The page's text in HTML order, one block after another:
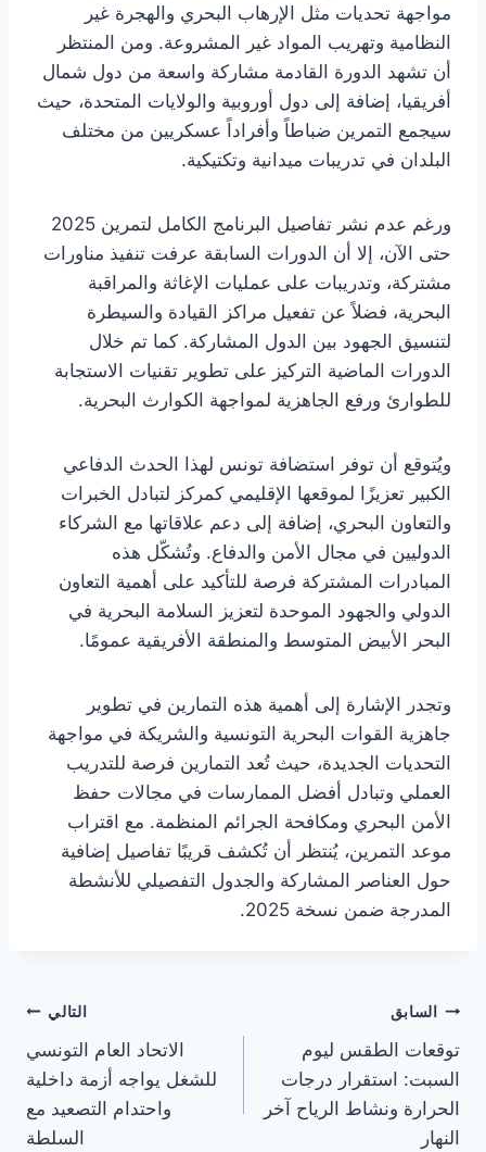
مواجهة تحديات مثل الإرهاب البحري والهجرة غير
النظامية وتهريب المواد غير المشروعة. ومن المنتظر
أن تشهد الدورة القادمة مشاركة واسعة من دول شمال
أفريقيا، إضافة إلى دول أوروبية والولايات المتحدة، حيث
سيجمع التمرين ضباطاً وأفراداً عسكريين من مختلف
البلدان في تدريبات ميدانية وتكتيكية.
ورغم عدم نشر تفاصيل البرنامج الكامل لتمرين 2025
حتى الآن، إلا أن الدورات السابقة عرفت تنفيذ مناورات
مشتركة، وتدريبات على عمليات الإغاثة والمراقبة
البحرية، فضلاً عن تفعيل مراكز القيادة والسيطرة
لتنسيق الجهود بين الدول المشاركة. كما تم خلال
الدورات الماضية التركيز على تطوير تقنيات الاستجابة
للطوارئ ورفع الجاهزية لمواجهة الكوارث البحرية.
ويُتوقع أن توفر استضافة تونس لهذا الحدث الدفاعي
الكبير تعزيزًا لموقعها الإقليمي كمركز لتبادل الخبرات
والتعاون البحري، إضافة إلى دعم علاقاتها مع الشركاء
الدوليين في مجال الأمن والدفاع. وتُشكّل هذه
المبادرات المشتركة فرصة للتأكيد على أهمية التعاون
الدولي والجهود الموحدة لتعزيز السلامة البحرية في
البحر الأبيض المتوسط والمنطقة الأفريقية عمومًا.
وتجدر الإشارة إلى أهمية هذه التمارين في تطوير
جاهزية القوات البحرية التونسية والشريكة في مواجهة
التحديات الجديدة، حيث تُعد التمارين فرصة للتدريب
العملي وتبادل أفضل الممارسات في مجالات حفظ
الأمن البحري ومكافحة الجرائم المنظمة. مع اقتراب
موعد التمرين، يُنتظر أن تُكشف قريبًا تفاصيل إضافية
حول العناصر المشاركة والجدول التفصيلي للأنشطة
المدرجة ضمن نسخة 2025.
تصفّح
المقالات
السابق
توقعات الطقس ليوم
السبت: استقرار درجات
الحرارة ونشاط الرياح آخر
النهار
التالي
الاتحاد العام التونسي
للشغل يواجه أزمة داخلية
واحتدام التصعيد مع
السلطة